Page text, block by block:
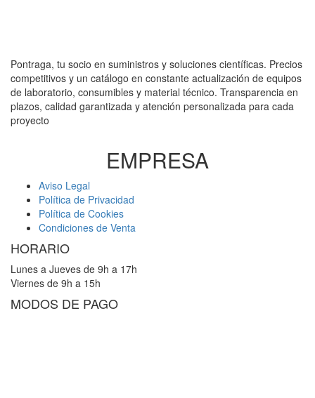
Pontraga, tu socio en suministros y soluciones científicas. Precios
competitivos y un catálogo en constante actualización de equipos
de laboratorio, consumibles y material técnico. Transparencia en
plazos, calidad garantizada y atención personalizada para cada
proyecto
EMPRESA
Aviso Legal
Política de Privacidad
Política de Cookies
Condiciones de Venta
HORARIO
Lunes a Jueves de 9h a 17h
Viernes de 9h a 15h
MODOS DE PAGO